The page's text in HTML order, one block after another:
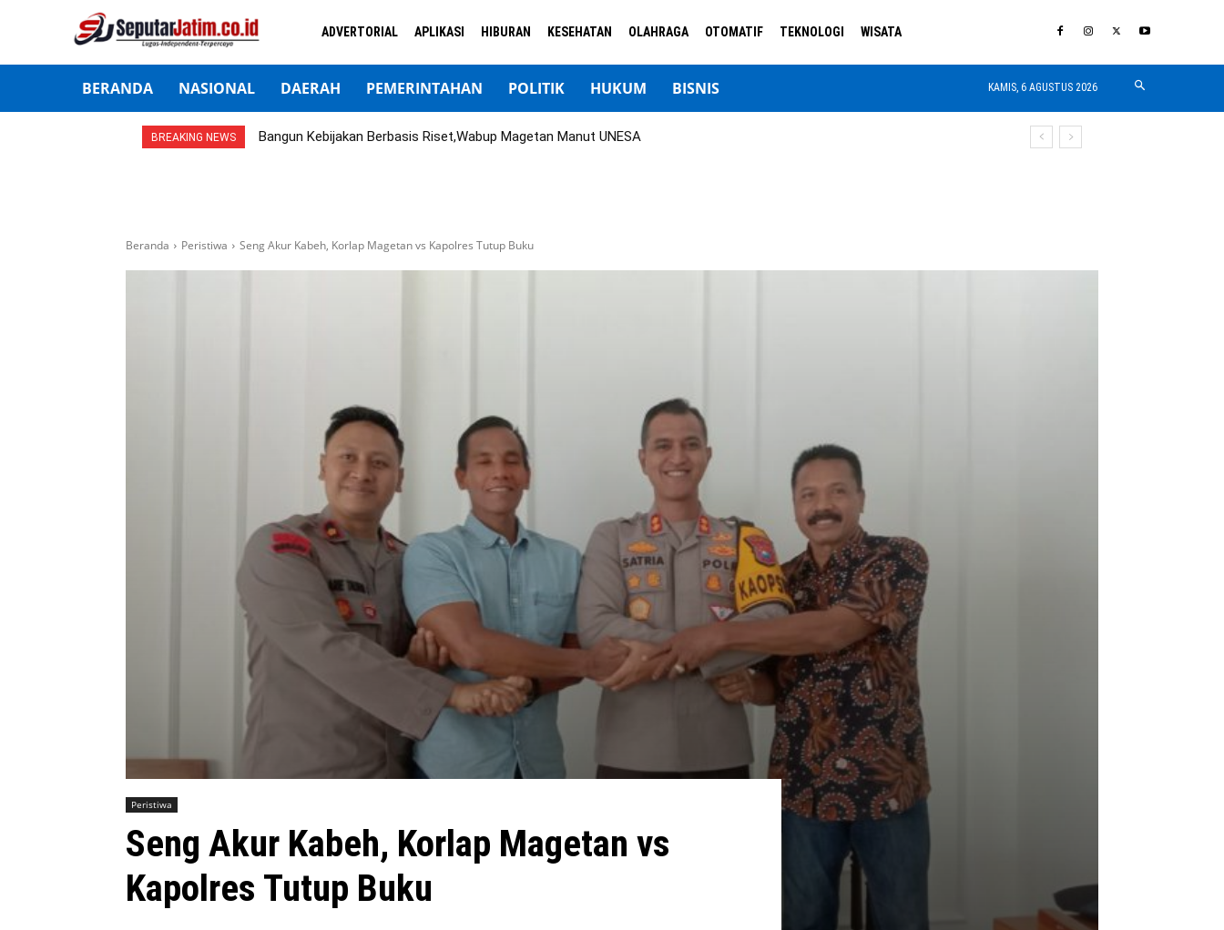
ADVERTORIAL APLIKASI HIBURAN KESEHATAN OLAHRAGA OTOMATIF TEKNOLOGI WISATA
BERANDA NASIONAL DAERAH PEMERINTAHAN POLITIK HUKUM BISNIS KAMIS, 6 AGUSTUS 2026
BREAKING NEWS Bangun Kebijakan Berbasis Riset,Wabup Magetan Manut UNESA
Beranda Peristiwa Seng Akur Kabeh, Korlap Magetan vs Kapolres Tutup Buku
Peristiwa
Seng Akur Kabeh, Korlap Magetan vs
Kapolres Tutup Buku